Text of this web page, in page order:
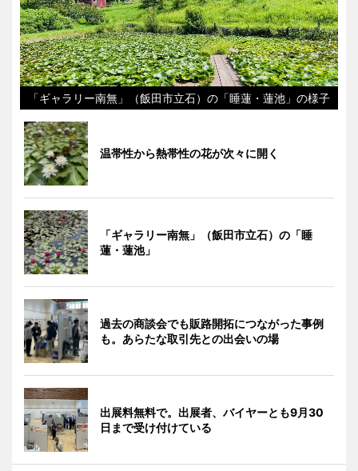
「ギャラリー南無」（飯田市立石）の「睡蓮・蓮池」の様子
温帯性から熱帯性の花が次々に開く
「ギャラリー南無」（飯田市立石）の「睡
蓮・蓮池」
過去の商談会でも販路開拓につながった事例
も。あらたな取引先との出会いの場
出展料無料で。出展者、バイヤーとも9月30
日まで受け付けている